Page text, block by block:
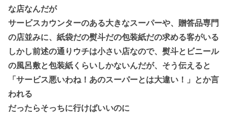
な店なんだが
サービスカウンターのある大きなスーパーや、贈答品専門
の店並みに、紙袋だの熨斗だの包装紙だの求める客がいる
しかし前述の通りウチは小さい店なので、熨斗とビニール
の風呂敷と包装紙くらいしかないんだが、そう伝えると
「サービス悪いわね！あのスーパーとは大違い！」とか言
われる
だったらそっちに行けばいいのに